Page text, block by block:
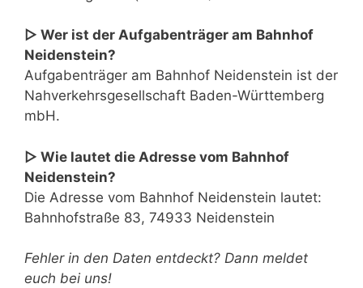
▷ Wer ist der Aufgabenträger am Bahnhof
Neidenstein?
Aufgabenträger am Bahnhof Neidenstein ist der
Nahverkehrsgesellschaft Baden-Württemberg
mbH.
▷ Wie lautet die Adresse vom Bahnhof
Neidenstein?
Die Adresse vom Bahnhof Neidenstein lautet:
Bahnhofstraße 83, 74933 Neidenstein
Fehler in den Daten entdeckt? Dann meldet
euch bei uns!